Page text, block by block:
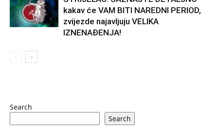
kakav će VAM BITI NAREDNI PERIOD,
zvijezde najavljuju VELIKA
IZNENAĐENJA!
Search
Search